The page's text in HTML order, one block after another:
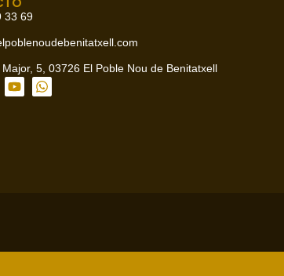
33 69
5, 03726 El Poble Nou de Benitatxell